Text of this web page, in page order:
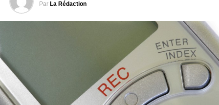
Par La Rédaction